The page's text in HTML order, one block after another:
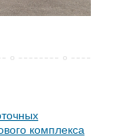
комплекса